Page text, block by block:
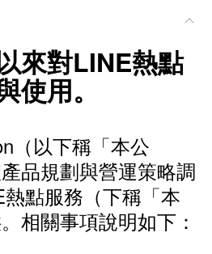
來對LINE熱點
使用。
（以下稱「本公
品規劃與營運策略調
點服務（下稱「本
相關事項說明如下：